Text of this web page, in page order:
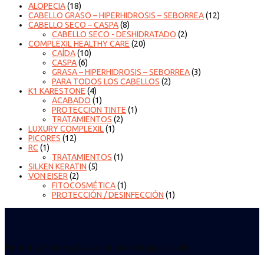
ALOPECIA(18)
CABELLO GRASO – HIPERHIDROSIS – SEBORREA(12)
CABELLO SECO – CASPA(8)
CABELLO SECO - DESHIDRATADO (2)
COMPLEXIL HEALTHY CARE (20)
CAÍDA(10)
CASPA(6)
GRASA – HIPERHIDROSIS – SEBORREA(3)
PARA TODOS LOS CABELLOS (2)
K1 KARESTONE (4)
ACABADO (1)
PROTECCION TINTE (1)
TRATAMIENTOS (2)
LUXURY COMPLEXIL(1)
PICORES (12)
RC (1)
TRATAMIENTOS (1)
SILKEN KERATIN (5)
VON EISER (2)
FITOCOSMÉTICA(1)
PROTECCIÓN / DESINFECCIÓN (1)
Pol. Ind. Can Barri c/A Nave 31 08415 Bigues i Riells